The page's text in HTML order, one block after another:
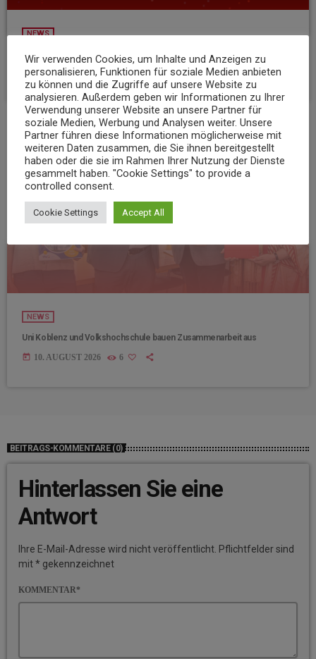
NEWS
Rhein in Flammen zieht rund 130.000 Besucher nach Koblenz
today 10. AUGUST 2026 8
insert_link
NEWS
Uni Koblenz und Volkshochschule bauen Zusammenarbeit aus
today 10. AUGUST 2026 6
BEITRAGS-KOMMENTARE (0)
Hinterlassen Sie eine
Antwort
Ihre E-Mail-Adresse wird nicht veröffentlicht. Pflichtfelder sind
mit * gekennzeichnet
KOMMENTAR*
Wir verwenden Cookies, um Inhalte und Anzeigen zu
personalisieren, Funktionen für soziale Medien anbieten
zu können und die Zugriffe auf unsere Website zu
analysieren. Außerdem geben wir Informationen zu Ihrer
Verwendung unserer Website an unsere Partner für
soziale Medien, Werbung und Analysen weiter. Unsere
Partner führen diese Informationen möglicherweise mit
weiteren Daten zusammen, die Sie ihnen bereitgestellt
haben oder die sie im Rahmen Ihrer Nutzung der Dienste
gesammelt haben. "Cookie Settings" to provide a
controlled consent.
Cookie Settings Accept All